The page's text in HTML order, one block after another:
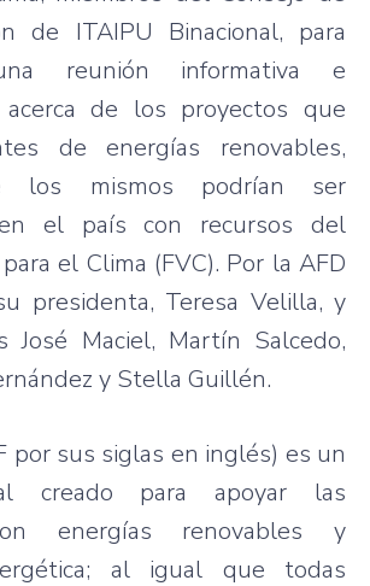
de ITAIPU Binacional, para
reunión informativa e
acerca de los proyectos que
de energías renovables,
los mismos podrían ser
el país con recursos del
el Clima (FVC). Por la AFD
presidenta, Teresa Velilla, y
José Maciel, Martín Salcedo,
y Stella Guillén.
por sus siglas en inglés) es un
creado para apoyar las
energías renovables y
al igual que todas